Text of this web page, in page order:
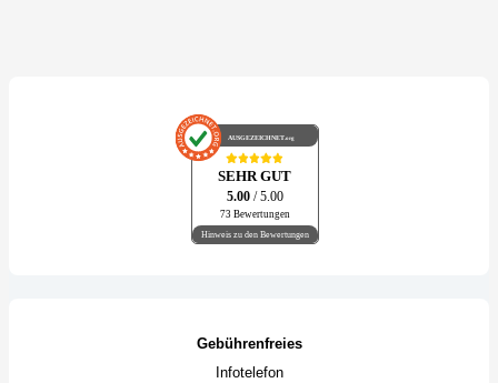
AUSGEZEICHNET.org
SEHR GUT
5.00 / 5.00
73 Bewertungen
Hinweis zu den Bewertungen
Gebührenfreies
Infotelefon